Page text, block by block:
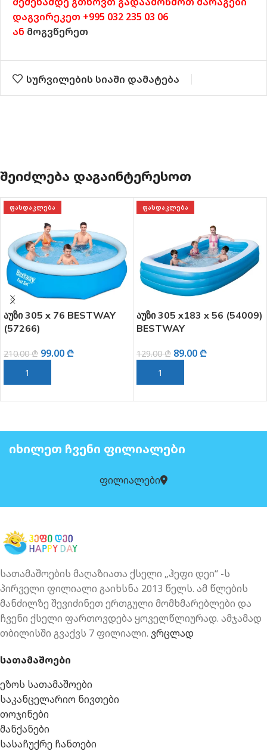
დაგვირეკეთ +995 032 235 03 06
ან მოგვწერეთ
სურვილების სიაში დამატება
ᲨᲔᲘᲫᲚᲔᲑᲐ ᲓᲐᲒᲐᲘᲜᲢᲔᲠᲔᲡᲝᲗ
ᲤᲐᲡᲓᲐᲙᲚᲔᲑᲐ
აუზი 305 x 76 BESTWAY
(57266)
210.00₾ 99.00 ₾
ᲙᲐᲚᲐᲗᲐᲨᲘ ᲓᲐᲛᲐᲢᲔᲑᲐ
ᲤᲐᲡᲓᲐᲙᲚᲔᲑᲐ
აუზი 305 x183 x 56 (54009)
BESTWAY
129.00₾ 89.00 ₾
ᲙᲐᲚᲐᲗᲐᲨᲘ ᲓᲐᲛᲐᲢᲔᲑᲐ
ᲘᲮᲘᲚᲔᲗ ᲩᲕᲔᲜᲘ ᲤᲘᲚᲘᲐᲚᲔᲑᲘ
ფილიალები
სათამაშოების მაღაზიათა ქსელი „ჰეფი დეი“ -ს
პირველი ფილიალი გაიხსნა 2013 წელს. ამ წლების
მანძილზე შევიძინეთ ერთგული მომხმარებლები და
ჩვენი ქსელი ფართოვდება ყოველწლიურად. ამჯამად
თბილისში გვაქვს 7 ფილიალი. ვრცლად
სათამაშოები
ეზოს სათამაშოები
საკანცელარიო ნივთები
თოჯინები
მანქანები
სასაჩუქრე ჩანთები